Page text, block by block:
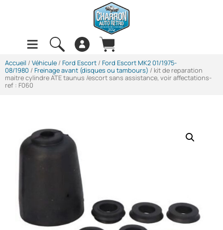
Accueil / Véhicule / Ford Escort / Ford Escort MK2 01/1975-
08/1980 / Freinage avant (disques ou tambours) / kit de reparation
maitre cylindre ATE taunus /escort sans assistance, voir affectations-
ref : F060